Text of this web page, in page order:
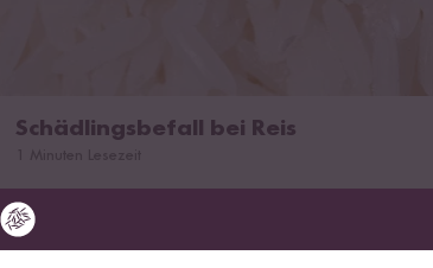
Schädlingsbefall bei Reis
Wie entsteht ein Schädlingsbefall?